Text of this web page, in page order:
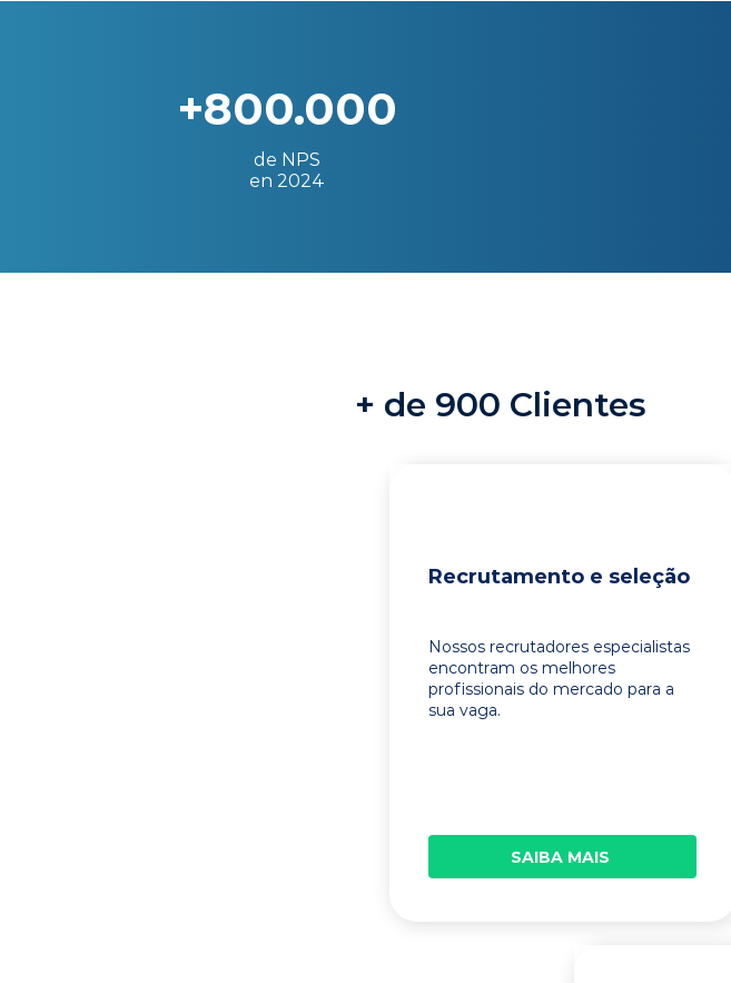
+800.000
de NPS
en 2024
+ de 900 Clientes
Recrutamento e seleção
Nossos recrutadores especialistas
encontram os melhores
profissionais do mercado para a
sua vaga.
SAIBA MAIS